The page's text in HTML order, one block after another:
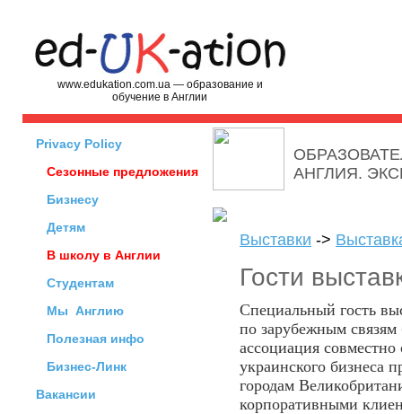
www.edukation.com.ua — образование и
обучение в Англии
Privacy Policy
Сезонные предложения
Бизнесу
Детям
В школу в Англии
Студентам
Мы Англию
Полезная инфо
Бизнес-Линк
Вакансии
АНГЛИЯ.
Выставки ->
Гости
Специальный гость
по зарубежным
ассоциация
украинского бизнеса
городам
корпоративными